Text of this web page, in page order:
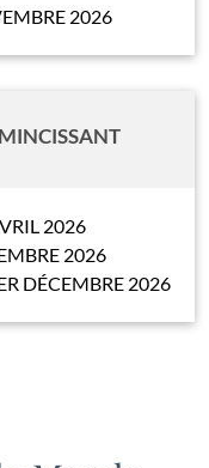
2026
2026
2026
DÉCEMBRE 2026